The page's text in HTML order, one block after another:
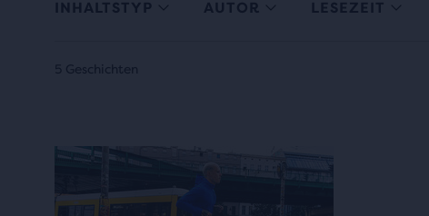
INHALTSTYP AUTOR LESEZEIT
5 Geschichten